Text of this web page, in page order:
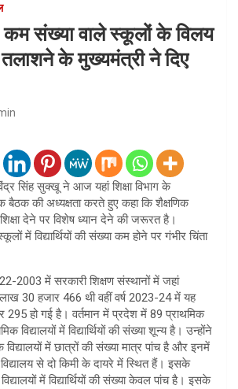
कम संख्या वाले स्कूलों के विलय
के मुख्यमंत्री ने दिए
सिंह सुक्खू ने आज यहां शिक्षा विभाग के
बैठक की अध्यक्षता करते हुए कहा कि शैक्षणिक
शिक्षा देने पर विशेष ध्यान देने की जरूरत है।
में विद्यार्थियों की संख्या कम होने पर गंभीर चिंता
2003 में सरकारी शिक्षण संस्थानों में जहां
लाख 30 हजार 466 थी वहीं वर्ष 2023-24 में यह
हो गई है। वर्तमान में प्रदेश में 89 प्राथमिक
विद्यालयों में विद्यार्थियों की संख्या शून्य है। उन्होंने
में छात्रों की संख्या मात्र पांच है और इनमें
से दो किमी के दायरे में स्थित हैं। इसके
में विद्यार्थियों की संख्या केवल पांच है। इसके